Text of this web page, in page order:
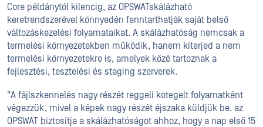
Core példánytól kilencig, az OPSWATskálázható
keretrendszerével könnyedén fenntarthatják saját belső
változáskezelési folyamataikat. A skálázhatóság nemcsak a
termelési környezetekben működik, hanem kiterjed a nem
termelési környezetekre is, amelyek közé tartoznak a
fejlesztési, tesztelési és staging szerverek.
"A fájlszkennelés nagy részét reggeli kötegelt folyamatként
végezzük, mivel a képek nagy részét éjszaka küldjük be. az
OPSWAT biztosítja a skálázhatóságot ahhoz, hogy a nap első 15